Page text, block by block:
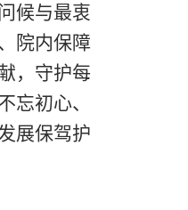
候与最衷
院内保障
，守护每
忘初心、
展保驾护